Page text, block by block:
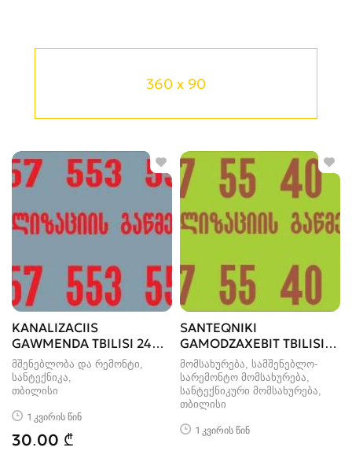
360 x 90
KANALIZACIIS
GAWMENDA TBILISI 24
SAATI - 557553551
მშენებლობა და რემონტი,
სანტექნიკა
თბილისი
1 კვირის წინ
30.00 ₾
SANTEQNIKI
GAMODZAXEBIT TBILISI-
557554000
მომსახურება, სამშენებლო-
სარემონტო მომსახურება,
სანტექნიკური მომსახურება
თბილისი
1 კვირის წინ